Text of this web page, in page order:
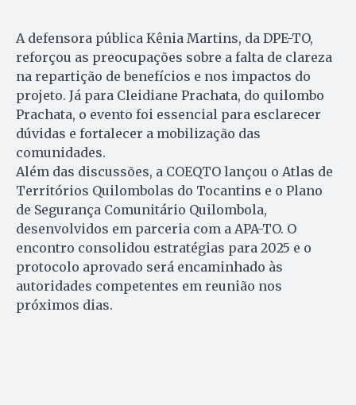
A defensora pública Kênia Martins, da DPE-TO,
reforçou as preocupações sobre a falta de clareza
na repartição de benefícios e nos impactos do
projeto. Já para Cleidiane Prachata, do quilombo
Prachata, o evento foi essencial para esclarecer
dúvidas e fortalecer a mobilização das
comunidades.
Além das discussões, a COEQTO lançou o Atlas de
Territórios Quilombolas do Tocantins e o Plano
de Segurança Comunitário Quilombola,
desenvolvidos em parceria com a APA-TO. O
encontro consolidou estratégias para 2025 e o
protocolo aprovado será encaminhado às
autoridades competentes em reunião nos
próximos dias.